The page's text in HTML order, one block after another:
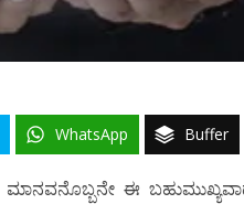
WhatsApp Buffer
ಮಾನವನೊಬ್ಬನೇ ಈ